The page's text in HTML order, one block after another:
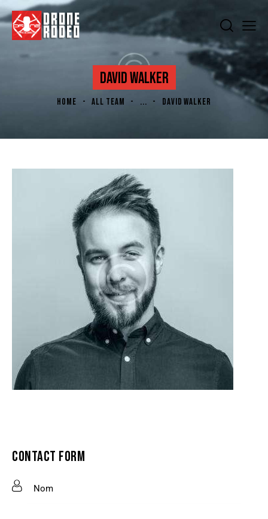
DAVID WALKER
HOME ALL TEAM ... DAVID WALKER
CONTACT FORM